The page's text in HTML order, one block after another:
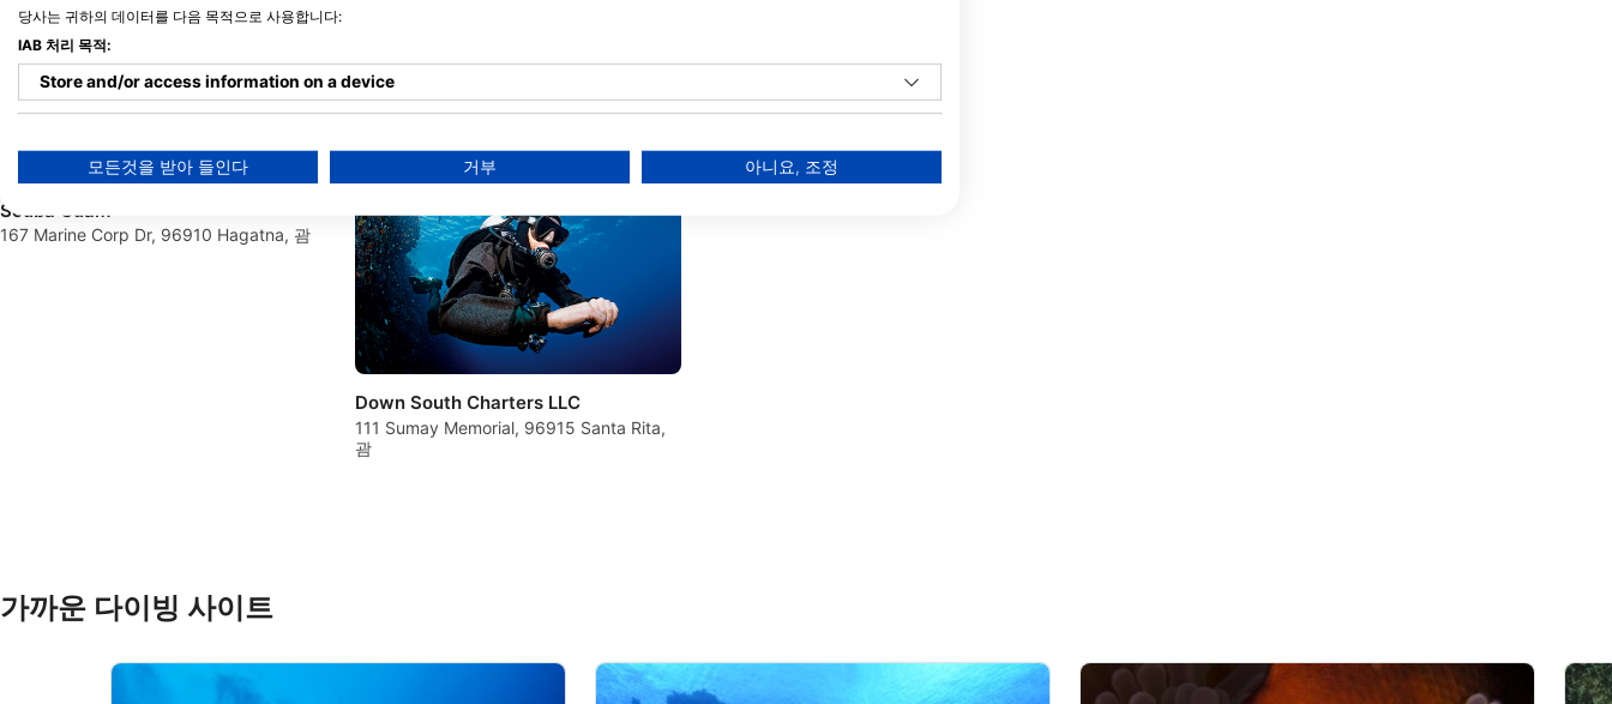
이 다이빙 장소를 이용하는 다이빙 센터
Scuba Guam
167 Marine Corp Dr, 96910 Hagatna, 괌
Down South Charters LLC
111 Sumay Memorial, 96915 Santa Rita,
괌
가까운 다이빙 사이트
당사는 귀하의 데이터를 다음 목적으로 사용합니다:
IAB 처리 목적:
Store and/or access information on a device
Create profiles for personalised advertising
Use profiles to select personalised advertising
Use profiles to select personalised content
IAB 특별 기능:
모든것을 받아 들인다 거부 아니요, 조정